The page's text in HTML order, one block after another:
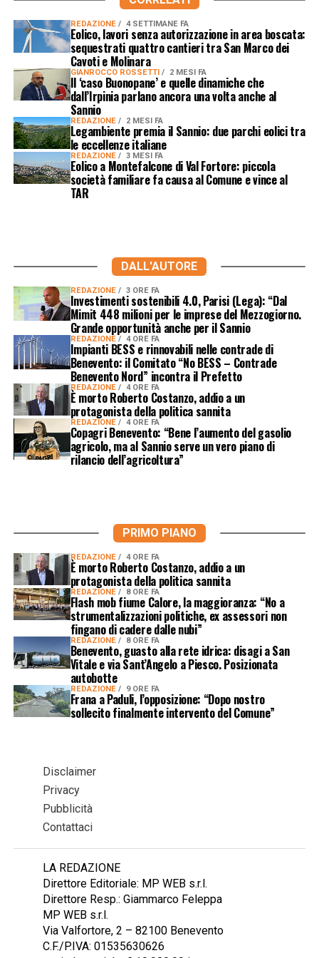
REDAZIONE 4 SETTIMANE FA
Eolico, lavori senza autorizzazione in area boscata:
sequestrati quattro cantieri tra San Marco dei
Cavoti e Molinara
GIANROCCO ROSSETTI 2 MESI FA
Il ‘caso Buonopane’ e quelle dinamiche che
dall’Irpinia parlano ancora una volta anche al
Sannio
REDAZIONE 2 MESI FA
Legambiente premia il Sannio: due parchi eolici tra
le eccellenze italiane
REDAZIONE 3 MESI FA
Eolico a Montefalcone di Val Fortore: piccola
società familiare fa causa al Comune e vince al
TAR
DALL'AUTORE
REDAZIONE 3 ORE FA
Investimenti sostenibili 4.0, Parisi (Lega): “Dal
Mimit 448 milioni per le imprese del Mezzogiorno.
Grande opportunità anche per il Sannio
REDAZIONE 4 ORE FA
Impianti BESS e rinnovabili nelle contrade di
Benevento: il Comitato “No BESS – Contrade
Benevento Nord” incontra il Prefetto
REDAZIONE 4 ORE FA
È morto Roberto Costanzo, addio a un
protagonista della politica sannita
REDAZIONE 4 ORE FA
Copagri Benevento: “Bene l’aumento del gasolio
agricolo, ma al Sannio serve un vero piano di
rilancio dell’agricoltura”
PRIMO PIANO
REDAZIONE 4 ORE FA
È morto Roberto Costanzo, addio a un
protagonista della politica sannita
REDAZIONE 8 ORE FA
Flash mob fiume Calore, la maggioranza: “No a
strumentalizzazioni politiche, ex assessori non
fingano di cadere dalle nubi”
REDAZIONE 8 ORE FA
Benevento, guasto alla rete idrica: disagi a San
Vitale e via Sant’Angelo a Piesco. Posizionata
autobotte
REDAZIONE 9 ORE FA
Frana a Paduli, l’opposizione: “Dopo nostro
sollecito finalmente intervento del Comune”
Disclaimer
Privacy
Pubblicità
Contattaci
LA REDAZIONE
Direttore Editoriale: MP WEB s.r.l.
Direttore Resp.: Giammarco Feleppa
MP WEB s.r.l.
Via Valfortore, 2 – 82100 Benevento
C.F./P.IVA: 01535630626